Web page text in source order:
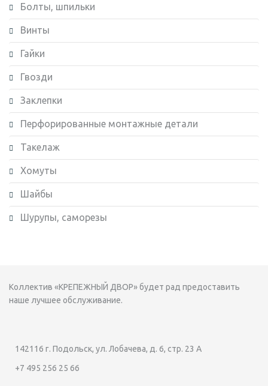
Болты, шпильки
Винты
Гайки
Гвозди
Заклепки
Перфорированные монтажные детали
Такелаж
Хомуты
Шайбы
Шурупы, саморезы
Коллектив «КРЕПЕЖНЫЙ ДВОР» будет рад предоставить
наше лучшее обслуживание.
142116 г. Подольск, ул. Лобачева, д. 6, стр. 23 А
+7 495 256 25 66